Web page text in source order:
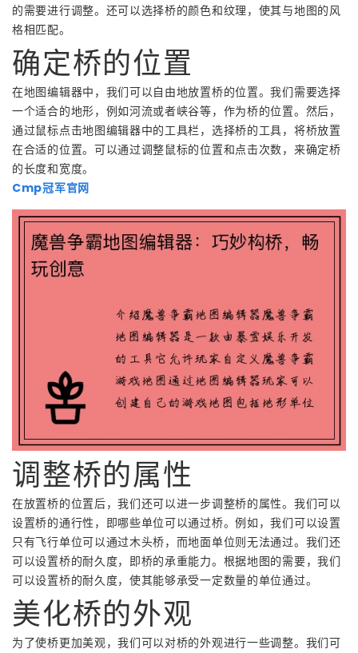
的需要进行调整。还可以选择桥的颜色和纹理，使其与地图的风
格相匹配。
确定桥的位置
在地图编辑器中，我们可以自由地放置桥的位置。我们需要选择
一个适合的地形，例如河流或者峡谷等，作为桥的位置。然后，
通过鼠标点击地图编辑器中的工具栏，选择桥的工具，将桥放置
在合适的位置。可以通过调整鼠标的位置和点击次数，来确定桥
的长度和宽度。
Cmp冠军官网
调整桥的属性
在放置桥的位置后，我们还可以进一步调整桥的属性。我们可以
设置桥的通行性，即哪些单位可以通过桥。例如，我们可以设置
只有飞行单位可以通过木头桥，而地面单位则无法通过。我们还
可以设置桥的耐久度，即桥的承重能力。根据地图的需要，我们
可以设置桥的耐久度，使其能够承受一定数量的单位通过。
美化桥的外观
为了使桥更加美观，我们可以对桥的外观进行一些调整。我们可